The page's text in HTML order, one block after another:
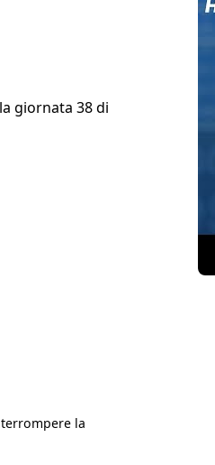
giornata 38 di
la